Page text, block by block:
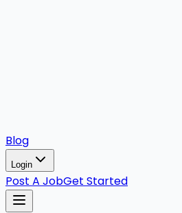
Blog
Login
Post A JobGet Started